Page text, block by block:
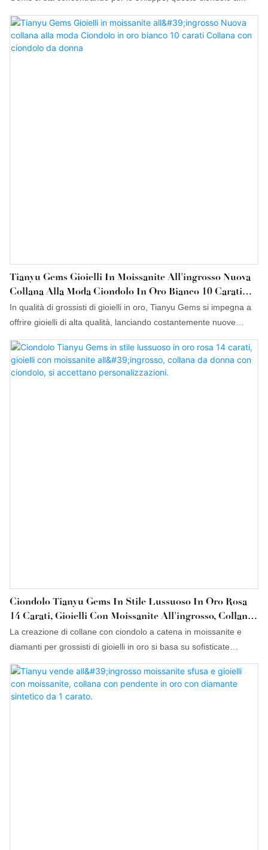
produttrice di collane personalizzate, è in grado di realizzare
collane su misura per soddisfare i gusti e il budget di ogni
Tianyu Gems Gioielli In Moissanite All'ingrosso Nuova
Collana Alla Moda Ciondolo In Oro Bianco 10 Carati
Collana Con Ciondolo Da Donna
In qualità di grossisti di gioielli in oro, Tianyu Gems si impegna a
offrire gioielli di alta qualità, lanciando costantemente nuove
esigenze di tutti.
Ciondolo Tianyu Gems In Stile Lussuoso In Oro Rosa
14 Carati, Gioielli Con Moissanite All'ingrosso, Collana
Da Donna Con Ciondolo, Si Accettano
Personalizzazioni.
La creazione di collane con ciondolo a catena in moissanite e
diamanti per grossisti di gioielli in oro si basa su sofisticate
tecniche di ricerca e sviluppo e su un preciso posizionamento di
mercato, nonché su anni di ricerca dedicata. Inoltre, i grossisti di
gioielli in moissanite offrono prodotti personalizzati per soddisfare